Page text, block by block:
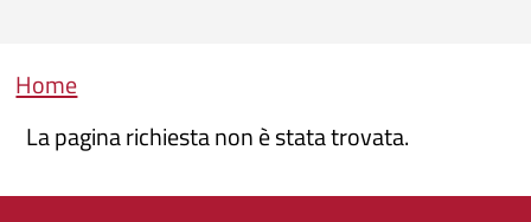
Briciole di pane
Home
La pagina richiesta non è stata trovata.